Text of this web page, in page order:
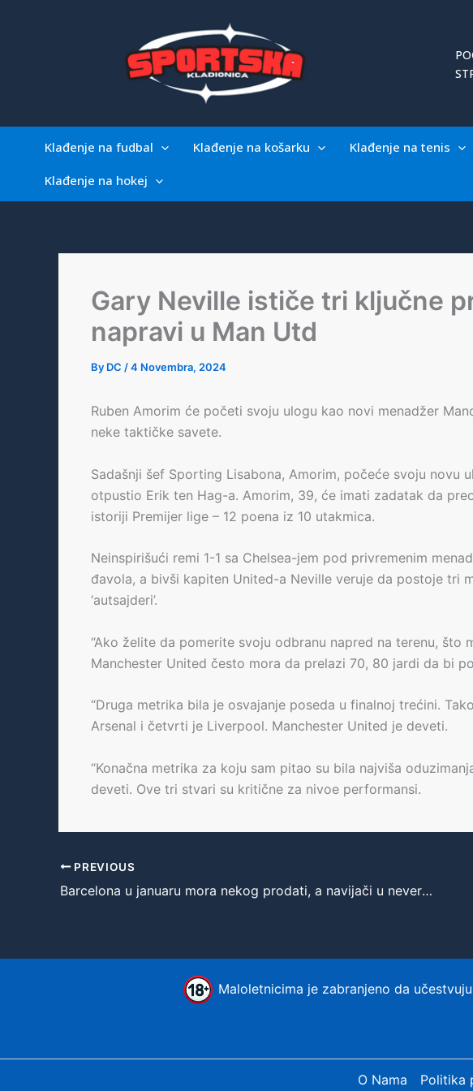
Klađenje na fudbal Klađenje na košarku Klađenje na tenis
Klađenje na hokej
Gary Neville ističe tri ključne
napravi u Man Utd
By DC /4 Novembra, 2024
Ruben Amorim će početi svoju ulogu kao novi menadžer
neke taktičke savete.
Sadašnji šef Sporting Lisabona, Amorim, počeće svoju novu
otpustio Erik ten Hag-a. Amorim, 39, će imati zadatak da
istoriji Premijer lige – 12 poena iz 10 utakmica.
Neinspirišući remi 1-1 sa Chelsea-jem pod privremenim
đavola, a bivši kapiten United-a Neville veruje da postoje tri
‘autsajderi’.
“Ako želite da pomerite svoju odbranu napred na terenu,
Manchester United često mora da prelazi 70, 80 jardi da bi
“Druga metrika bila je osvajanje poseda u finalnoj trećini.
Arsenal i četvrti je Liverpool. Manchester United je deveti.
“Konačna metrika za koju sam pitao su bila najviša
deveti. Ove tri stvari su kritične za nivoe performansi.
PREVIOUS
Barcelona u januaru mora nekog prodati, a navijači u neverici kada su čuli ko bi mogao biti “žrtva”
Maloletnicima je zabranjeno da
O Nama Politika